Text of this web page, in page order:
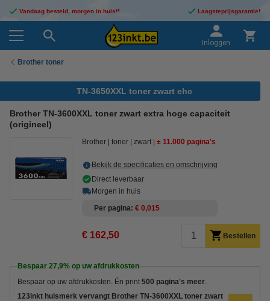
Vandaag besteld, morgen in huis!* Laagsteprijsgarantie!
Inloggen
Brother toner
TN-3650XXL toner zwart ehc
Brother TN-3600XXL toner zwart extra hoge capaciteit
(origineel)
Brother toner zwart ± 11.000 pagina's
Bekijk de specificaties en omschrijving
Direct leverbaar
Morgen in huis
Per pagina € 0,015
€ 162,50 Bestellen
Bespaar 27,9% op uw afdrukkosten
Bespaar op uw afdrukkosten. Én print 500 pagina's meer.
123inkt huismerk vervangt Brother TN-3600XXL toner zwart